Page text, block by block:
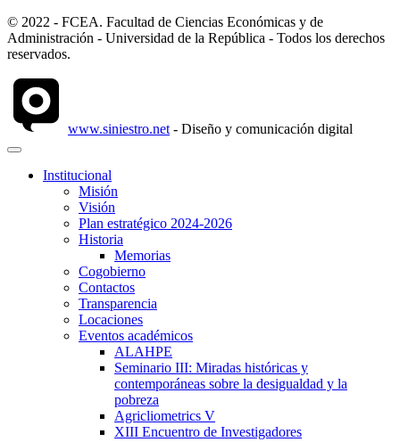
© 2022 - FCEA. Facultad de Ciencias Económicas y de
Administración - Universidad de la República - Todos los derechos
reservados.
www.siniestro.net - Diseño y comunicación digital
Institucional
Misión
Visión
Plan estratégico 2024-2026
Historia
Memorias
Cogobierno
Contactos
Transparencia
Locaciones
Eventos académicos
ALAHPE
Seminario III: Miradas históricas y
contemporáneas sobre la desigualdad y la
pobreza
Agricliometrics V
XIII Encuentro de Investigadores